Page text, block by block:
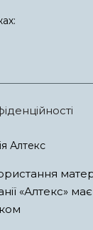
Алтекс
«Алтекс»